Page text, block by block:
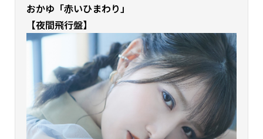
おかゆ 「赤いひまわり」
【夜間飛行盤】